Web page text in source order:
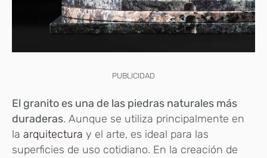
PUBLICIDAD
El granito es una de las piedras naturales más
duraderas. Aunque se utiliza principalmente en
la arquitectura y el arte, es ideal para las
superficies de uso cotidiano. En la creación de